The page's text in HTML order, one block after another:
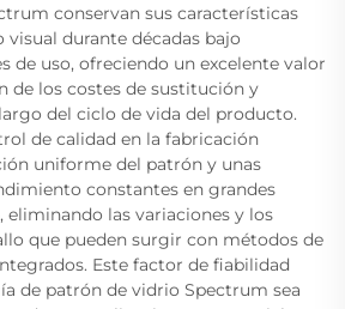
conservan sus características
durante décadas bajo
de uso, ofreciendo un excelente valor
de los costes de sustitución y
del ciclo de vida del producto.
de calidad en la fabricación
uniforme del patrón y unas
constantes en grandes
eliminando las variaciones y los
que pueden surgir con métodos de
Este factor de fiabilidad
de patrón de vidrio Spectrum sea